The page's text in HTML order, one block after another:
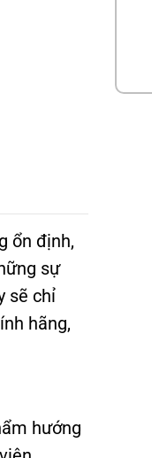
ổn định,
sự
sẽ chỉ
hãng,
hướng